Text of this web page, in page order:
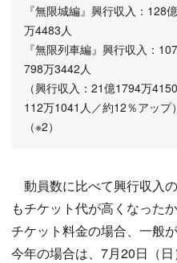
『無限城編』興行収入：128
万4483人
『無限列車編』興行収入：
798万3442人
（興行収入：21億1794万
112万1041人／約12％アップ）
（※2）
動員数に比べて興行収入
もチケット代が高くなった
チケット料金の場合、一般
今年の場合は、7月20日（